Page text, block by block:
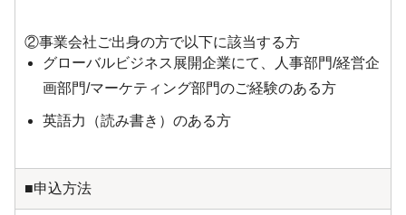
②事業会社ご出身の方で以下に該当する方
グローバルビジネス展開企業にて、人事部門/経営企
画部門/マーケティング部門のご経験のある方
英語力（読み書き）のある方
■申込方法